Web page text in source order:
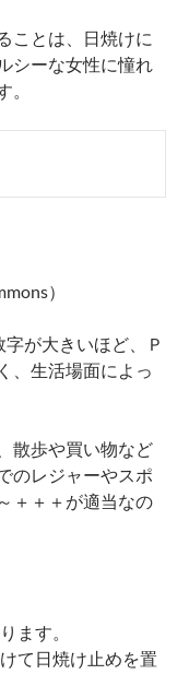
ことは、日焼けに
シーな女性に憧れ
）
が大きいほど、Ｐ
、生活場面によっ
散歩や買い物など
のレジャーやスポ
＋＋＋が適当なの
ます。
て日焼け止めを置